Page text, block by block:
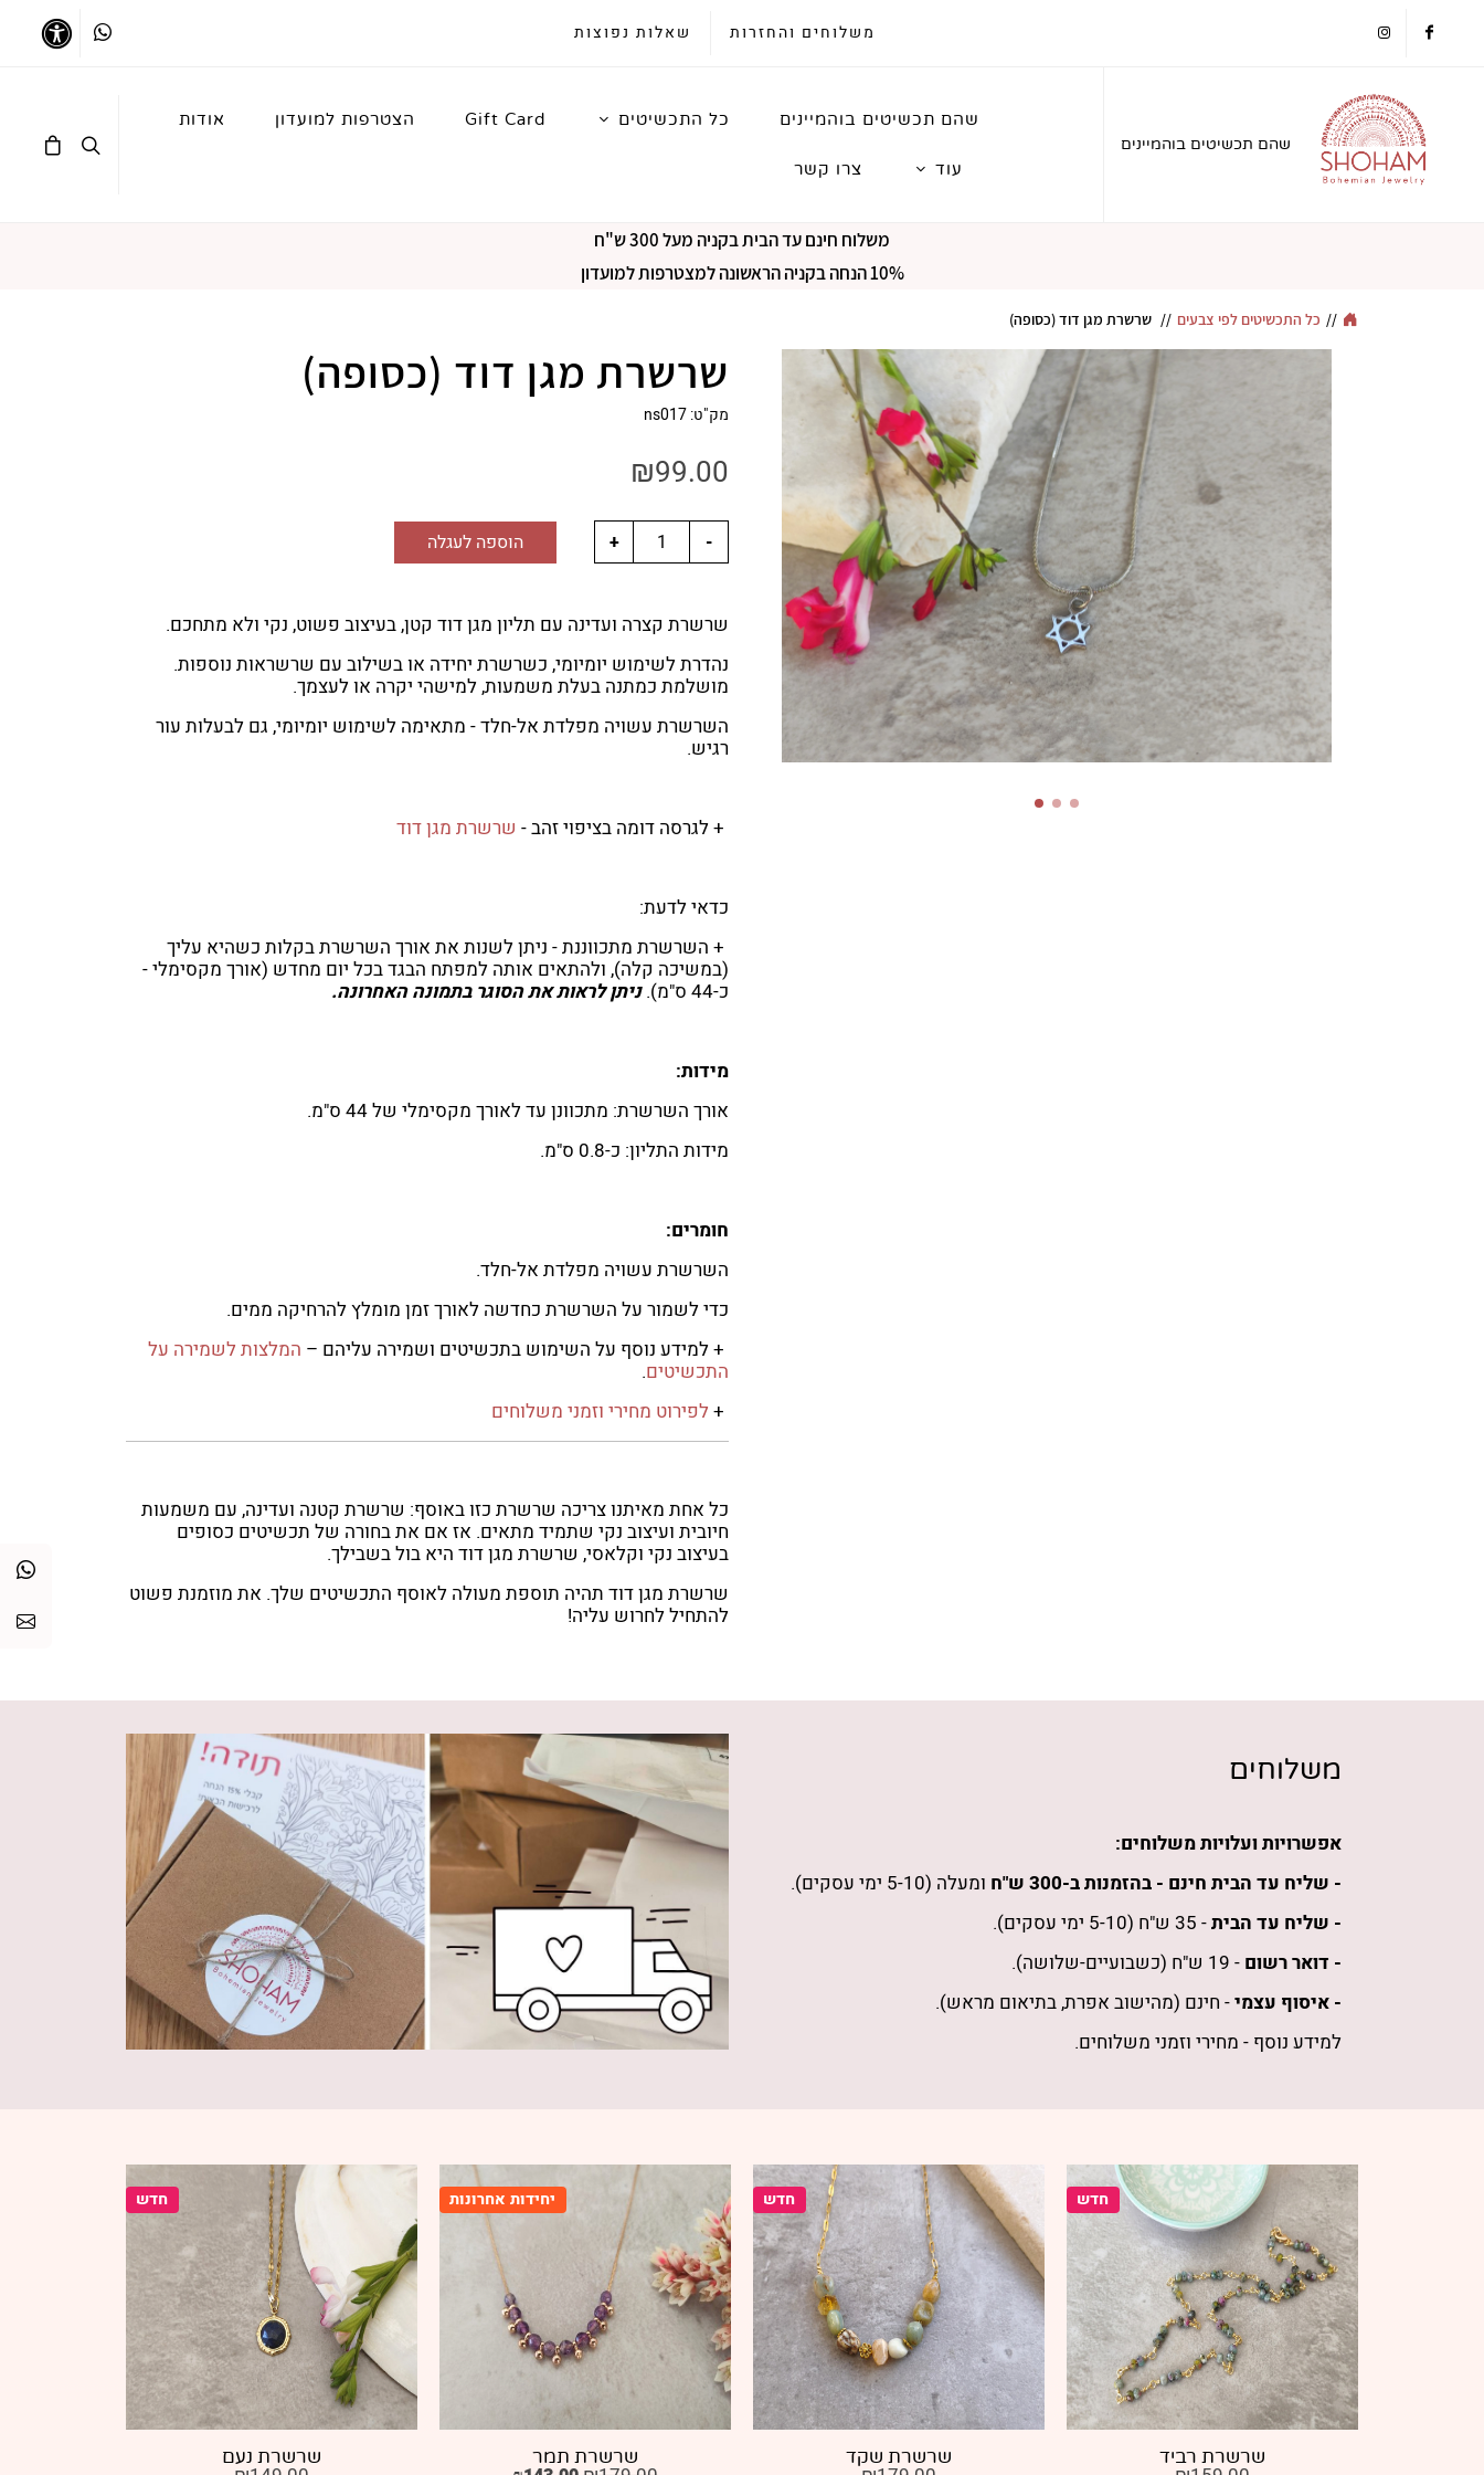
facebook משלוחים והחזרות שאלות נפוצות Whatsapp
שהם תכשיטים בוהמיינים
שהם תכשיטים בוהמיינים כל התכשיטים Gift Card הצטרפות למועדון אודות
עוד צרו קשר
משלוח חינם עד הבית בקניה מעל 300 ש"ח
10% הנחה בקניה הראשונה למצטרפות למועדון
// כל התכשיטים לפי צבעים // שרשרת מגן דוד (כסופה)
שרשרת מגן דוד (כסופה)
מק"ט:ns017
₪99.00
הוספה לעגלה
שרשרת קצרה ועדינה עם תליון מגן דוד קטן, בעיצוב פשוט, נקי ולא מתחכם.
נהדרת לשימוש יומיומי, כשרשרת יחידה או בשילוב עם שרשראות נוספות.
מושלמת כמתנה בעלת משמעות, למישהי יקרה או לעצמך.
השרשרת עשויה מפלדת אל-חלד - מתאימה לשימוש יומיומי, גם לבעלות עור
רגיש.
+ לגרסה דומה בציפוי זהב - שרשרת מגן דוד
כדאי לדעת:
+ השרשרת מתכווננת - ניתן לשנות את אורך השרשרת בקלות כשהיא עליך
(במשיכה קלה), ולהתאים אותה למפתח הבגד בכל יום מחדש (אורך מקסימלי -
כ-44 ס"מ).
ניתן לראות את הסוגר בתמונה האחרונה.
מידות:
אורך השרשרת: מתכוונן עד לאורך מקסימלי של 44 ס"מ.
מידות התליון: כ-0.8 ס"מ.
חומרים:
השרשרת עשויה מפלדת אל-חלד.
כדי לשמור על השרשרת כחדשה לאורך זמן מומלץ להרחיקה ממים.
+ למידע נוסף על השימוש בתכשיטים ושמירה עליהם – המלצות לשמירה על
התכשיטים.
+ לפירוט מחירי וזמני משלוחים
כל אחת מאיתנו צריכה שרשרת כזו באוסף: שרשרת קטנה ועדינה, עם משמעות
חיובית ועיצוב נקי שתמיד מתאים. אז אם את בחורה של תכשיטים כסופים
בעיצוב נקי וקלאסי, שרשרת מגן דוד היא בול בשבילך.
שרשרת מגן דוד תהיה תוספת מעולה לאוסף התכשיטים שלך. את מוזמנת פשוט
להתחיל לחרוש עליה!
משלוחים
אפשרויות ועלויות משלוחים:
- שליח עד הבית חינם - בהזמנותב-300 ש"ח
ומעלה (5-10 ימי עסקים).
- שליח עד הבית- 35 ש"ח (5-10 ימי עסקים).
- דואר רשום - 19 ש"ח (כשבועיים-שלושה).
- איסוף עצמי- חינם (מהישוב אפרת, בתיאום מראש).
למידע נוסף - מחירי וזמני משלוחים.
חדש
שרשרת רביד
חדש
שרשרת שקד
יחידות אחרונות
שרשרת תמר שרשרת נעם